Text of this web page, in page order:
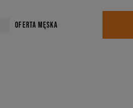
OFERTA MĘSKA